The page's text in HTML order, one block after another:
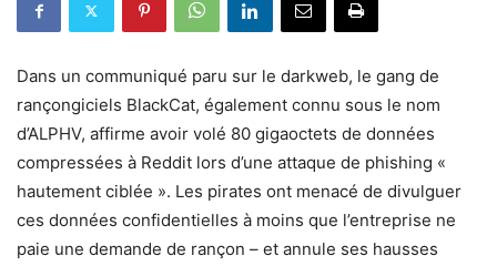
Dans un communiqué paru sur le darkweb, le gang de
rançongiciels BlackCat, également connu sous le nom
d’ALPHV, affirme avoir volé 80 gigaoctets de données
compressées à Reddit lors d’une attaque de phishing «
hautement ciblée ». Les pirates ont menacé de divulguer
ces données confidentielles à moins que l’entreprise ne
paie une demande de rançon – et annule ses hausses